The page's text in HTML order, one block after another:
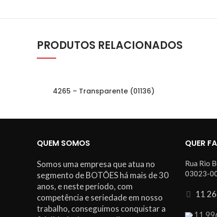
PRODUTOS RELACIONADOS
4265 – Transparente (01136)
QUEM SOMOS
Somos uma empresa que atua no
segmento de BOTÕES há mais de 30
anos, e neste período, com
competência e seriedade em nosso
trabalho, conseguimos conquistar a
QUER
Rua Rio
03023-
11
11